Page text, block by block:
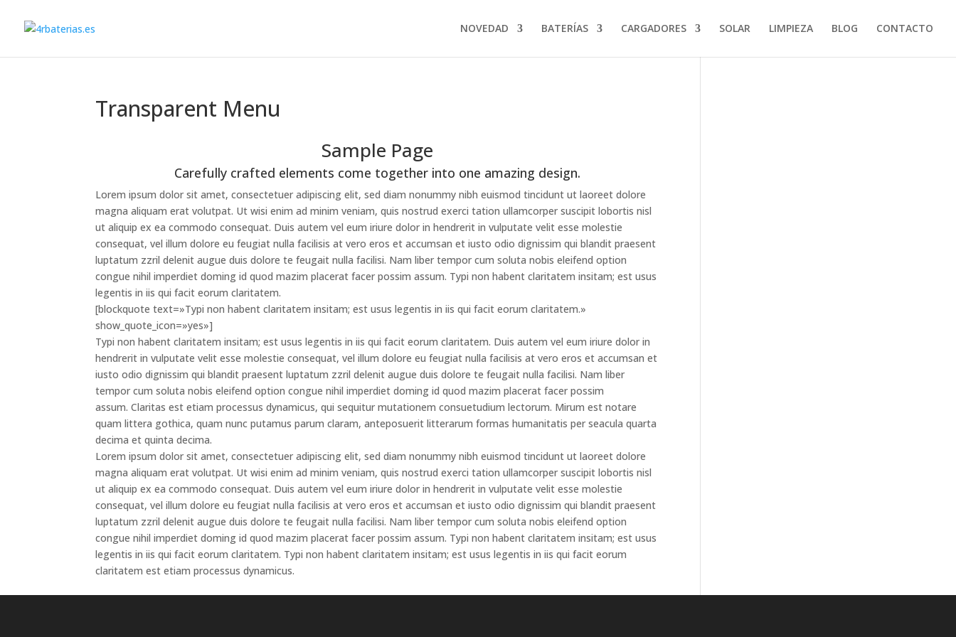
NOVEDAD BATERÍAS CARGADORES SOLAR LIMPIEZA BLOG CONTACTO
Transparent Menu
Sample Page
Carefully crafted elements come together into one amazing design.
Lorem ipsum dolor sit amet, consectetuer adipiscing elit, sed diam nonummy nibh euismod tincidunt ut laoreet dolore
magna aliquam erat volutpat. Ut wisi enim ad minim veniam, quis nostrud exerci tation ullamcorper suscipit lobortis nisl
ut aliquip ex ea commodo consequat. Duis autem vel eum iriure dolor in hendrerit in vulputate velit esse molestie
consequat, vel illum dolore eu feugiat nulla facilisis at vero eros et accumsan et iusto odio dignissim qui blandit praesent
luptatum zzril delenit augue duis dolore te feugait nulla facilisi. Nam liber tempor cum soluta nobis eleifend option
congue nihil imperdiet doming id quod mazim placerat facer possim assum. Typi non habent claritatem insitam; est usus
legentis in iis qui facit eorum claritatem.
[blockquote text=»Typi non habent claritatem insitam; est usus legentis in iis qui facit eorum claritatem.»
show_quote_icon=»yes»]
Typi non habent claritatem insitam; est usus legentis in iis qui facit eorum claritatem. Duis autem vel eum iriure dolor in
hendrerit in vulputate velit esse molestie consequat, vel illum dolore eu feugiat nulla facilisis at vero eros et accumsan et
iusto odio dignissim qui blandit praesent luptatum zzril delenit augue duis dolore te feugait nulla facilisi. Nam liber
tempor cum soluta nobis eleifend option congue nihil imperdiet doming id quod mazim placerat facer possim
assum. Claritas est etiam processus dynamicus, qui sequitur mutationem consuetudium lectorum. Mirum est notare
quam littera gothica, quam nunc putamus parum claram, anteposuerit litterarum formas humanitatis per seacula quarta
decima et quinta decima.
Lorem ipsum dolor sit amet, consectetuer adipiscing elit, sed diam nonummy nibh euismod tincidunt ut laoreet dolore
magna aliquam erat volutpat. Ut wisi enim ad minim veniam, quis nostrud exerci tation ullamcorper suscipit lobortis nisl
ut aliquip ex ea commodo consequat. Duis autem vel eum iriure dolor in hendrerit in vulputate velit esse molestie
consequat, vel illum dolore eu feugiat nulla facilisis at vero eros et accumsan et iusto odio dignissim qui blandit praesent
luptatum zzril delenit augue duis dolore te feugait nulla facilisi. Nam liber tempor cum soluta nobis eleifend option
congue nihil imperdiet doming id quod mazim placerat facer possim assum. Typi non habent claritatem insitam; est usus
legentis in iis qui facit eorum claritatem. Typi non habent claritatem insitam; est usus legentis in iis qui facit eorum
claritatem est etiam processus dynamicus.